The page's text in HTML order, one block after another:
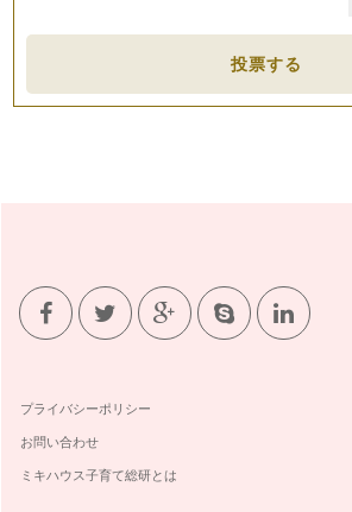
英語教育で大切なこと、日本の英語教育の
とお話ししてきましたね。 &nb…
たが、もう一つ忘れてはならないのが言…
発音の大切さ：お家で出来る、楽しく正し
赤ちゃんとママと英語
「学校の英語の成績は良かったのに、外
たらちっとも通じない。」それは、多く…
投票する
プライバシーポリシー
お問い合わせ
ミキハウス子育て総研とは